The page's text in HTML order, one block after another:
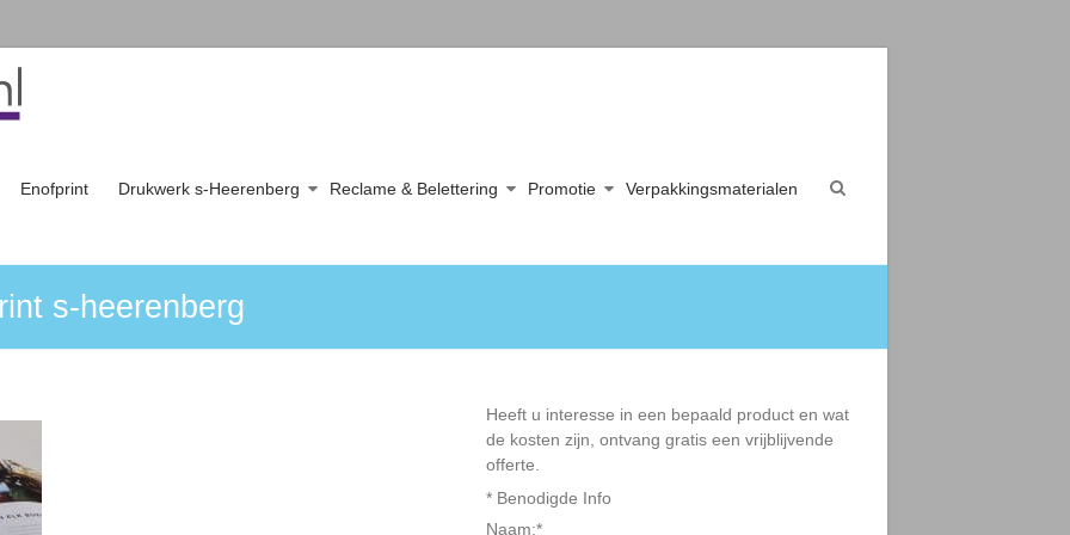
Enofprint Drukwerk s-Heerenberg Reclame & Belettering Promotie Verpakkingsmaterialen
s-heerenberg
Heeft u interesse in een bepaald product en wat
de kosten zijn, ontvang gratis een vrijblijvende
offerte.
* Benodigde Info
Naam:*